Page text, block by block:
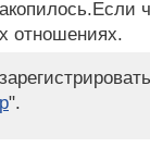
отношениях.
".